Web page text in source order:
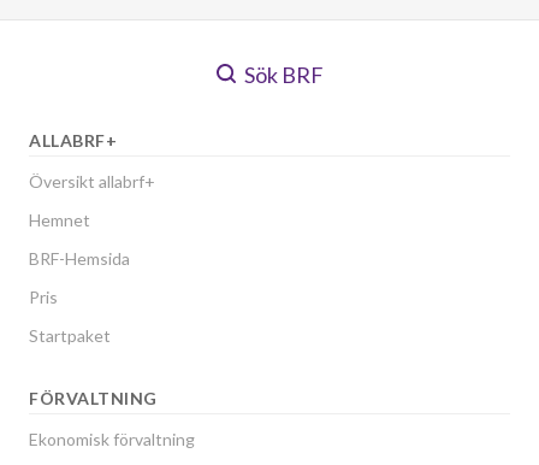
Sök BRF
ALLABRF+
Översikt allabrf+
Hemnet
BRF-Hemsida
Pris
Startpaket
FÖRVALTNING
Ekonomisk förvaltning